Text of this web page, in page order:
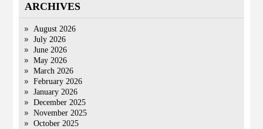
ARCHIVES
August 2026
July 2026
June 2026
May 2026
March 2026
February 2026
January 2026
December 2025
November 2025
October 2025